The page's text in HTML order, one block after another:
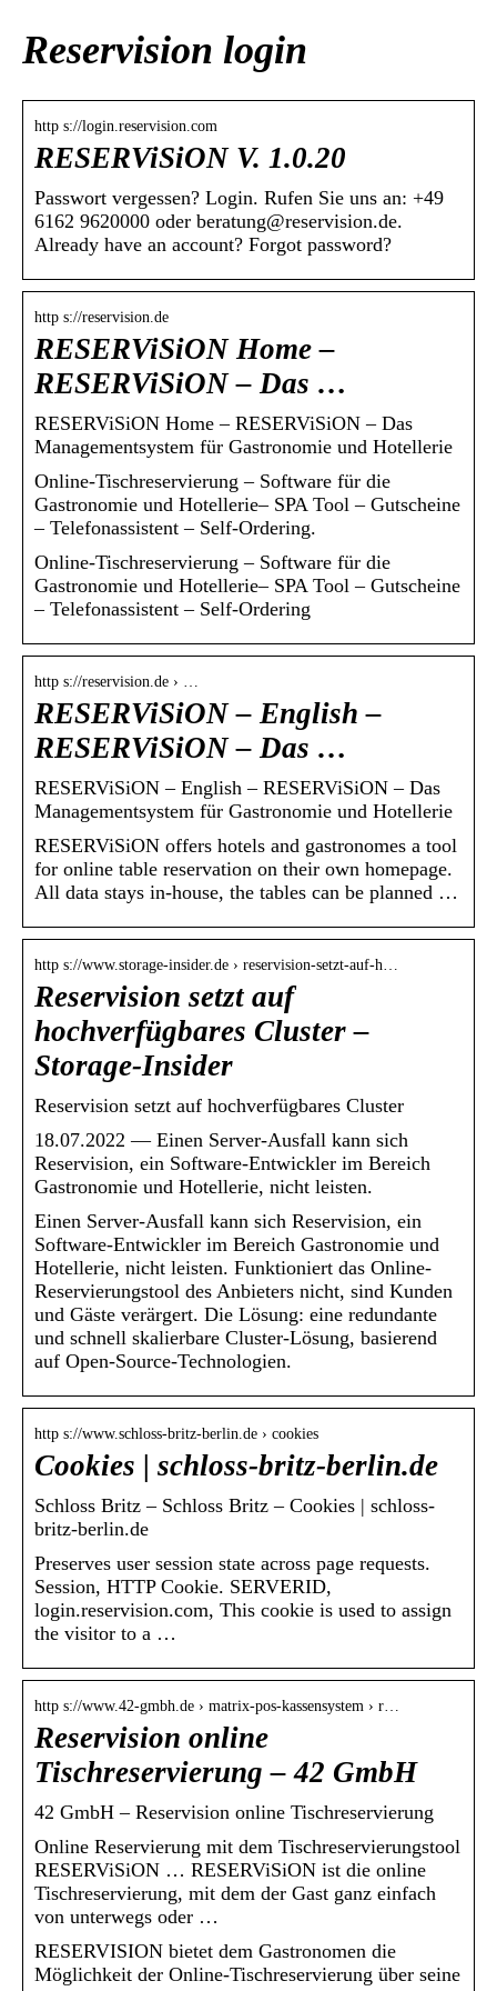
Reservision login
http s://login.reservision.com
RESERViSiON V. 1.0.20
Passwort vergessen? Login. Rufen Sie uns an: +49
6162 9620000 oder beratung@reservision.de.
Already have an account? Forgot password?
http s://reservision.de
RESERViSiON Home –
RESERViSiON – Das …
RESERViSiON Home – RESERViSiON – Das
Managementsystem für Gastronomie und Hotellerie
Online-Tischreservierung – Software für die
Gastronomie und Hotellerie– SPA Tool – Gutscheine
– Telefonassistent – Self-Ordering.
Online-Tischreservierung – Software für die
Gastronomie und Hotellerie– SPA Tool – Gutscheine
– Telefonassistent – Self-Ordering
http s://reservision.de › …
RESERViSiON – English –
RESERViSiON – Das …
RESERViSiON – English – RESERViSiON – Das
Managementsystem für Gastronomie und Hotellerie
RESERViSiON offers hotels and gastronomes a tool
for online table reservation on their own homepage.
All data stays in-house, the tables can be planned …
http s://www.storage-insider.de › reservision-setzt-auf-h…
Reservision setzt auf
hochverfügbares Cluster –
Storage-Insider
Reservision setzt auf hochverfügbares Cluster
18.07.2022 — Einen Server-Ausfall kann sich
Reservision, ein Software-Entwickler im Bereich
Gastronomie und Hotellerie, nicht leisten.
Einen Server-Ausfall kann sich Reservision, ein
Software-Entwickler im Bereich Gastronomie und
Hotellerie, nicht leisten. Funktioniert das Online-
Reservierungstool des Anbieters nicht, sind Kunden
und Gäste verärgert. Die Lösung: eine redundante
und schnell skalierbare Cluster-Lösung, basierend
auf Open-Source-Technologien.
http s://www.schloss-britz-berlin.de › cookies
Cookies | schloss-britz-berlin.de
Schloss Britz – Schloss Britz – Cookies | schloss-
britz-berlin.de
Preserves user session state across page requests.
Session, HTTP Cookie. SERVERID,
login.reservision.com, This cookie is used to assign
the visitor to a …
http s://www.42-gmbh.de › matrix-pos-kassensystem › r…
Reservision online
Tischreservierung – 42 GmbH
42 GmbH – Reservision online Tischreservierung
Online Reservierung mit dem Tischreservierungstool
RESERViSiON … RESERViSiON ist die online
Tischreservierung, mit dem der Gast ganz einfach
von unterwegs oder …
RESERVISION bietet dem Gastronomen die
Möglichkeit der Online-Tischreservierung über seine